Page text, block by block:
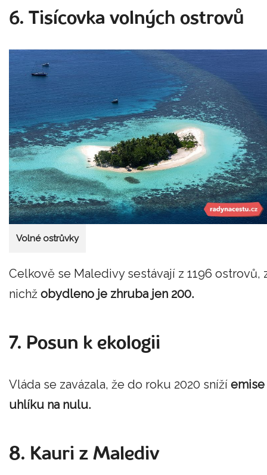
6. Tisícovka volných ostrovů
Volné ostrůvky
Celkově se Maledivy sestávají z 1196 ostrovů,
nichž obydleno je zhruba jen 200.
7. Posun k ekologii
Vláda se zavázala, že do roku 2020 sníží emise
uhlíku na nulu.
8. Kauri z Malediv